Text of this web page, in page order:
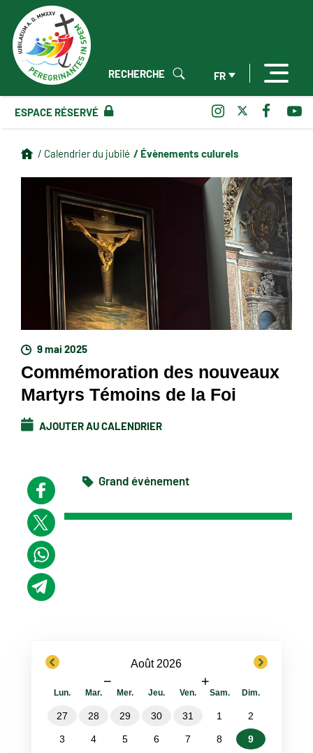
FR
RECHERCHE
ESPACE RÉSERVÉ
/ Calendrier du jubilé / Évènements culurels
9 mai 2025
Commémoration des nouveaux
Martyrs Témoins de la Foi
AJOUTER AU CALENDRIER
Grand événement
previous Août 2026
− +
next
Lun. Mar. Mer. Jeu. Ven. Sam. Dim.
27 28 29 30 31 1 2
3 4 5 6 7 8 9